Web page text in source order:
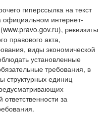
гиперссылка на текст
официальном интернет-
реквизиты
правового акта,
виды экономической
установленные
требования, в
структурных единиц
за